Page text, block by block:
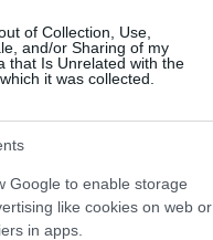
of Collection, Use,
and/or Sharing of my
that Is Unrelated with the
it was collected.
Google to enable storage
like cookies on web or
in apps.